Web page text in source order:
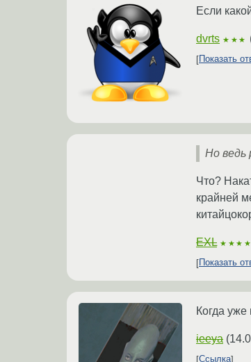
Если
dvrts ★★★
Показать
Но ведь
Что?
крайней
EXL
Показать
Когда
ieeya (
Ссылка